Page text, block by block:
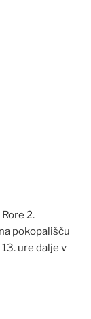
2.
pokopališču
13. ure dalje v